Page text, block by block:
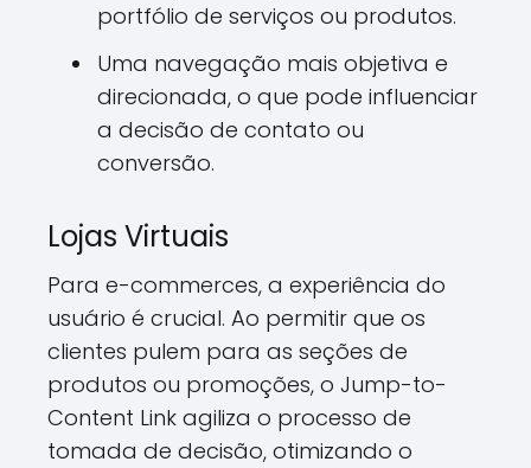
portfólio de serviços ou produtos.
Uma navegação mais objetiva e
direcionada, o que pode influenciar
a decisão de contato ou
conversão.
Lojas Virtuais
Para e-commerces, a experiência do
usuário é crucial. Ao permitir que os
clientes pulem para as seções de
produtos ou promoções, o Jump-to-
Content Link agiliza o processo de
tomada de decisão, otimizando o